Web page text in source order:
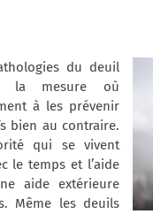
du deuil
la mesure où
à les prévenir
bien au contraire.
qui se vivent
le temps et l’aide
aide extérieure
Même les deuils